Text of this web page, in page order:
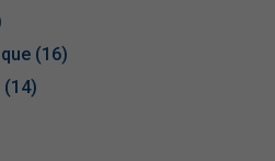
(16)
(14)